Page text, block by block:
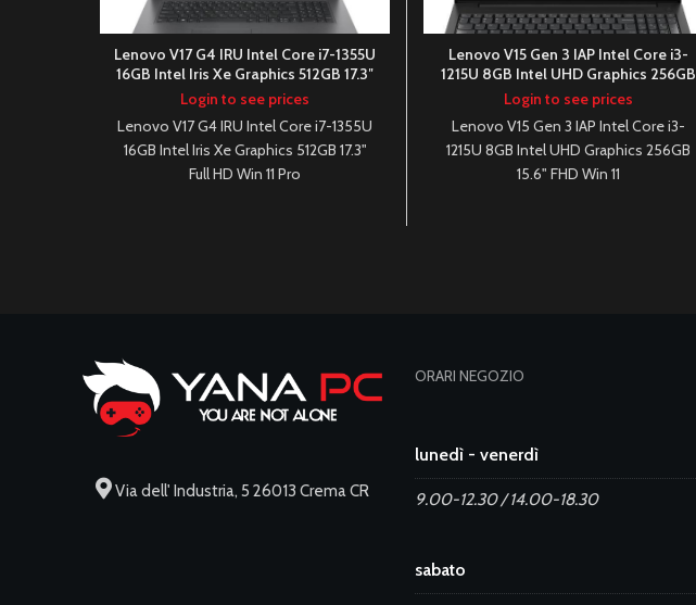
Lenovo V17 G4 IRU Intel Core i7-1355U
16GB Intel Iris Xe Graphics 512GB 17.3″
Full HD Win 11 Pro
Login to see prices
Lenovo V17 G4 IRU Intel Core i7-1355U
16GB Intel Iris Xe Graphics 512GB 17.3"
Full HD Win 11 Pro
Lenovo V15 Gen 3 IAP Intel Core i3-
1215U 8GB Intel UHD Graphics 256GB
15.6″ FHD Win 11
Login to see prices
Lenovo V15 Gen 3 IAP Intel Core i3-
1215U 8GB Intel UHD Graphics 256GB
15.6" FHD Win 11
Via dell' Industria, 5 26013 Crema CR
ORARI NEGOZIO
lunedì - venerdì
9.00-12.30 / 14.00-18.30
sabato